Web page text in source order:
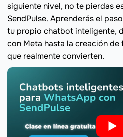
siguiente nivel, no te pierdas
SendPulse. Aprenderás el
tu propio chatbot inteligente,
con Meta hasta la creación
que realmente convierten.